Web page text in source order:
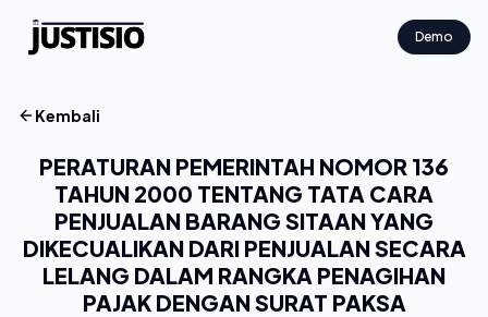
Demo
Kembali
PERATURAN PEMERINTAH NOMOR 136
TAHUN 2000 TENTANG TATA CARA
PENJUALAN BARANG SITAAN YANG
DIKECUALIKAN DARI PENJUALAN SECARA
LELANG DALAM RANGKA PENAGIHAN
PAJAK DENGAN SURAT PAKSA